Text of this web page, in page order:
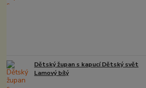
Dětský župan s kapucí Dětský svět
Lamový bílý